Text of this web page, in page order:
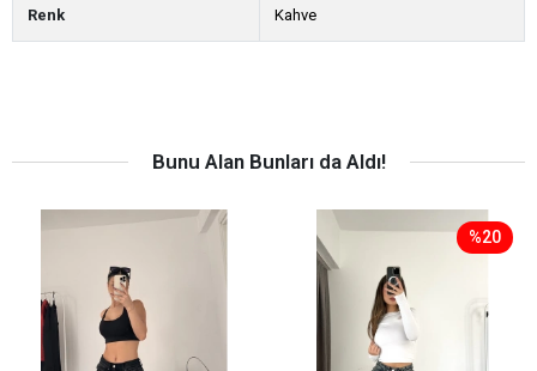
Renk Kahve
Bunu Alan Bunları da Aldı!
%20